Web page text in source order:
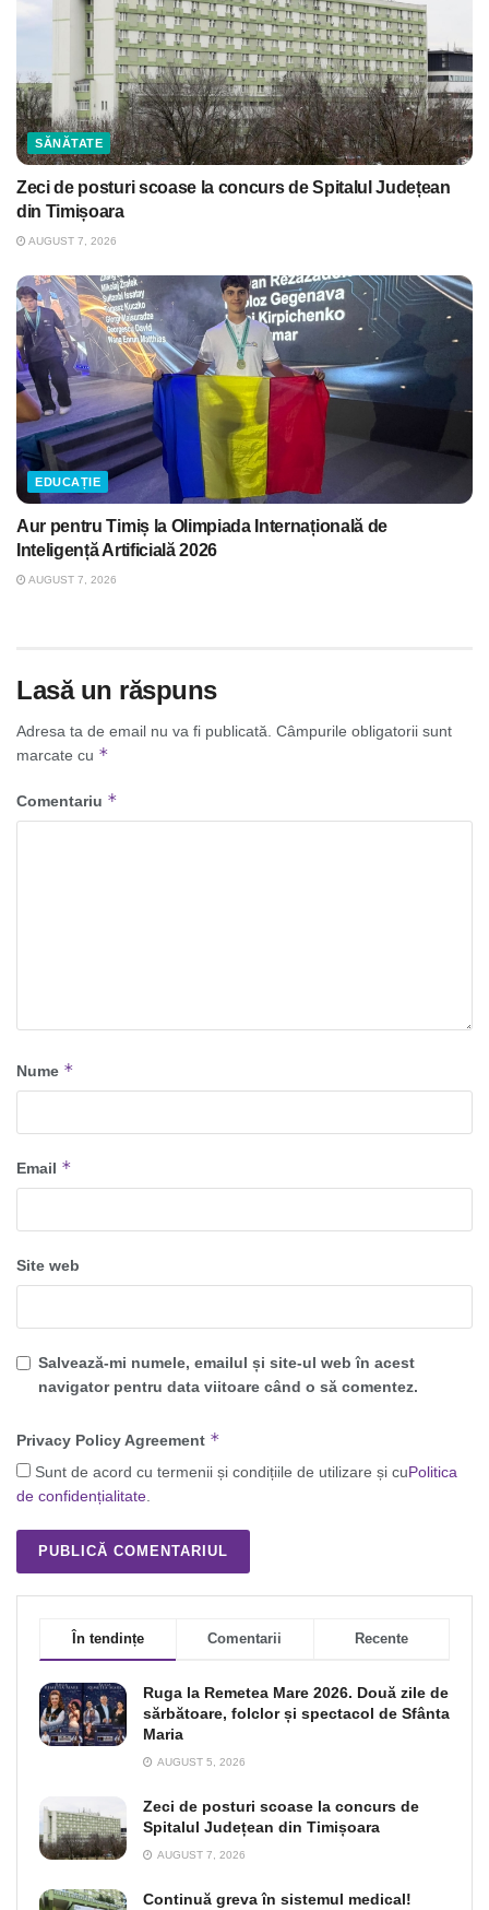
SĂNĂTATE
Zeci de posturi scoase la concurs de Spitalul Județean
din Timișoara
AUGUST 7, 2026
EDUCAȚIE
Aur pentru Timiș la Olimpiada Internațională de
Inteligență Artificială 2026
AUGUST 7, 2026
Lasă un răspuns
Adresa ta de email nu va fi publicată. Câmpurile obligatorii sunt
marcate cu *
Comentariu *
Nume *
Email *
Site web
Salvează-mi numele, emailul și site-ul web în acest
navigator pentru data viitoare când o să comentez.
Privacy Policy Agreement *
Sunt de acord cu termenii și condițiile de utilizare și cuPolitica
de confidențialitate.
În tendințe Comentarii Recente
Ruga la Remetea Mare 2026. Două zile de
sărbătoare, folclor și spectacol de Sfânta
Maria
AUGUST 5, 2026
Zeci de posturi scoase la concurs de
Spitalul Județean din Timișoara
AUGUST 7, 2026
Continuă greva în sistemul medical!